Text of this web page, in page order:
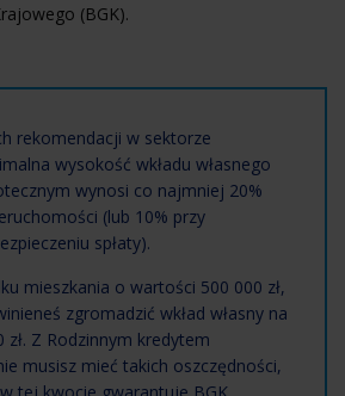
(BGK).
rekomendacji w sektorze
wysokość wkładu własnego
wynosi co najmniej 20%
(lub 10% przy
spłaty).
mieszkania o wartości 500 000 zł,
zgromadzić wkład własny na
Z Rodzinnym kredytem
musisz mieć takich oszczędności,
tej kwocie gwarantuje BGK.